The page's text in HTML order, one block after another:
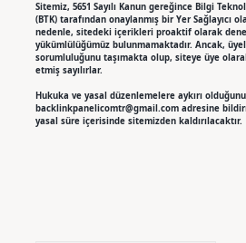
Sitemiz, 5651 Sayılı Kanun gereğince Bilgi
(BTK) tarafından onaylanmış bir Yer Sağlayıcı
nedenle, sitedeki içerikleri proaktif olarak
yükümlülüğümüz bulunmamaktadır. Ancak,
sorumluluğunu taşımakta olup, siteye üye
etmiş sayılırlar.
Hukuka ve yasal düzenlemelere aykırı
backlinkpanelicomtr@gmail.comadresine
yasal süre içerisinde sitemizden kaldırılacaktır.